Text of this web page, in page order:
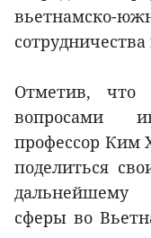
вьетнамско-
Отметив, что
вопросами
профессор Ким
поделиться
дальнейшему
сферы во